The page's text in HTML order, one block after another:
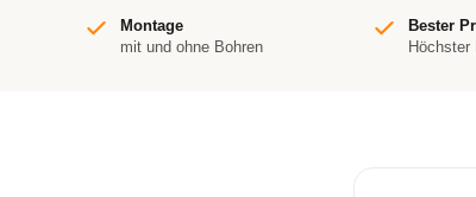
Montage
mit und ohne Bohren
Bester
Höchster